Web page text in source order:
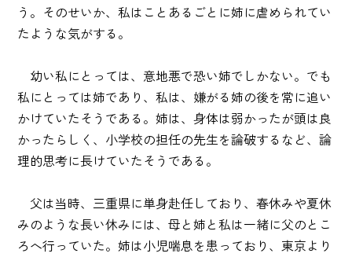
う。そのせいか、私はことあるごとに姉に虐められてい
たような気がする。
幼い私にとっては、意地悪で恐い姉でしかない。でも
私にとっては姉であり、私は、嫌がる姉の後を常に追い
かけていたそうである。姉は、身体は弱かったが頭は良
かったらしく、小学校の担任の先生を論破するなど、論
理的思考に長けていたそうである。
父は当時、三重県に単身赴任しており、春休みや夏休
みのような長い休みには、母と姉と私は一緒に父のとこ
ろへ行っていた。姉は小児喘息を患っており、東京より